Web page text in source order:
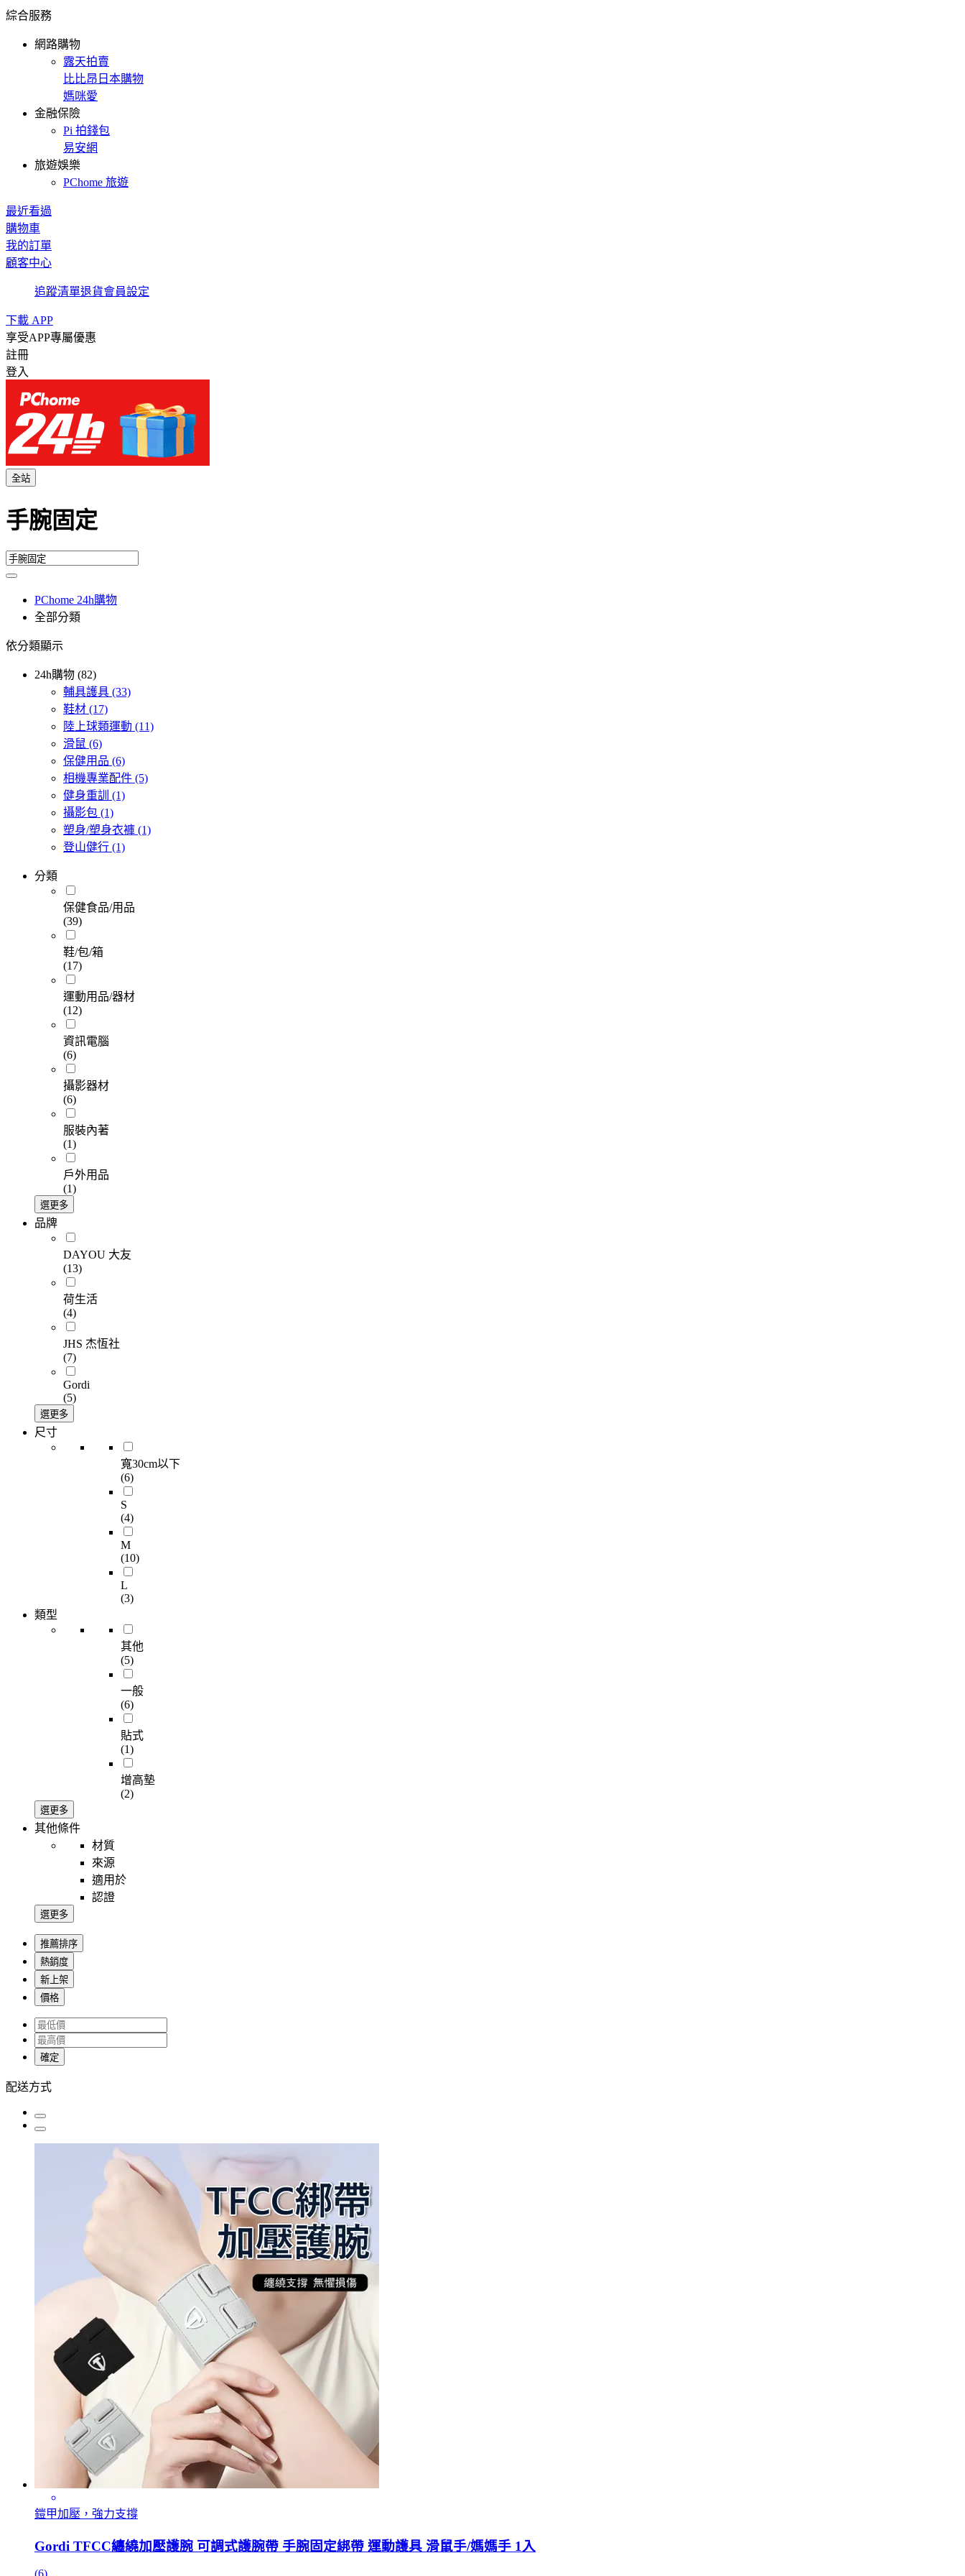
綜合服務
網路購物
露天拍賣
比比昂日本購物
媽咪愛
金融保險
Pi 拍錢包
易安網
旅遊娛樂
PChome 旅遊
最近看過
購物車
我的訂單
顧客中心
追蹤清單退貨會員設定
下載 APP
享受APP專屬優惠
註冊
登入
全站
手腕固定
PChome 24h購物
全部分類
依分類顯示
24h購物 (82)
輔具護具 (33)
鞋材 (17)
陸上球類運動 (11)
滑鼠 (6)
保健用品 (6)
相機專業配件 (5)
健身重訓
(1)
攝影包 (1)
塑身/塑身衣褲 (1)
登山健行 (1)
分類
保健食品/用品
(39)
鞋/包/箱
(17)
運動用品/器材
(12)
資訊電腦
(6)
攝影器材
(6)
服裝內著
(1)
戶外用品
(1)
選更多
品牌
DAYOU 大友
(13)
荷生活
(4)
JHS 杰恆社
(7)
Gordi
(5)
選更多
尺寸
寬30cm以下
(6)
S
(4)
M
(10)
L
(3)
類型
其他
(5)
一般
(6)
貼式
(1)
增高墊
(2)
選更多
其他條件
材質
來源
適用於
認證
選更多
推薦排序
熱銷度
新上架
價格
確定
配送方式
鎧甲加壓，強力支撐
Gordi TFCC纏繞加壓護腕 可調式護腕帶 手腕固定綁帶 運動護具 滑鼠手/媽媽手 1入